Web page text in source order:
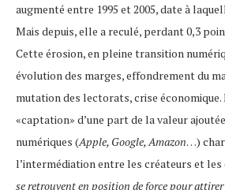
augmenté entre 1995 et 2005, date à
Mais depuis, elle a reculé, perdant 0,3
Cette érosion, en pleine transition
évolution des marges, effondrement du
mutation des lectorats, crise économique.
«captation» d’une part de la valeur
numériques (Apple, Google, Amazon…)
l’intermédiation entre les créateurs et les
se retrouvent en position de force pour attirer